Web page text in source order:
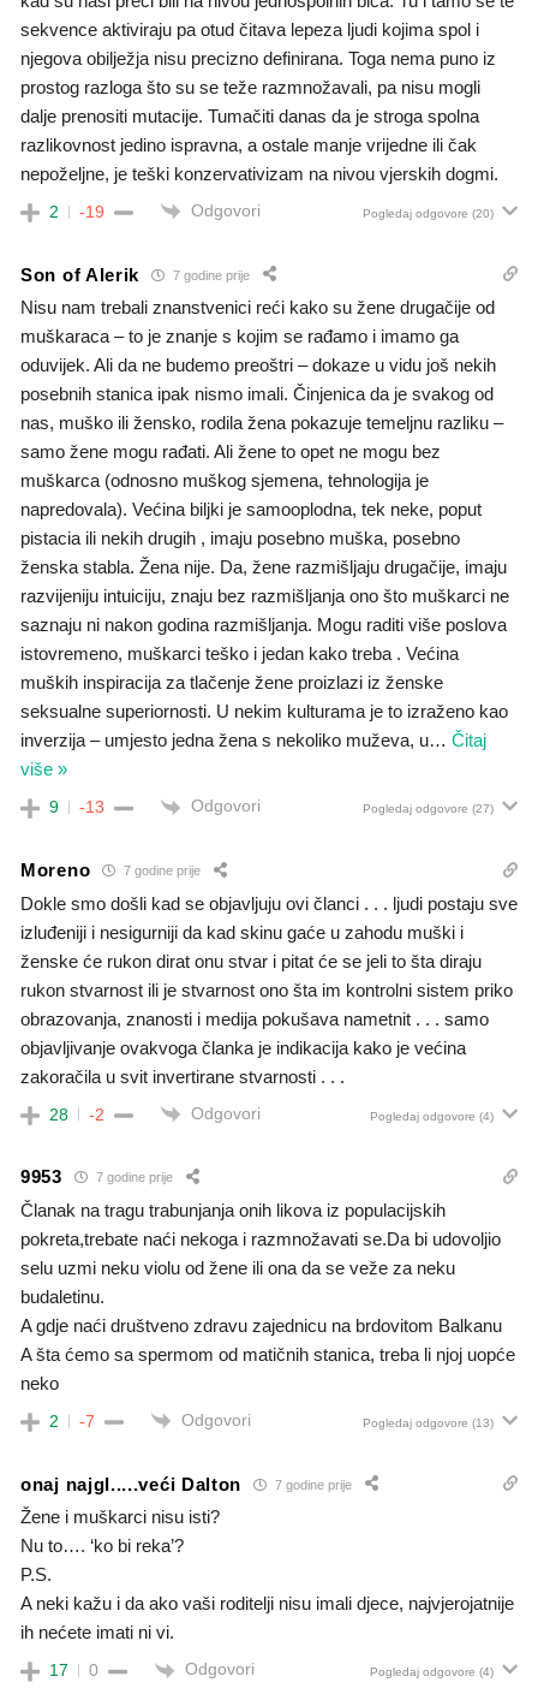
sekvence aktiviraju pa otud čitava lepeza ljudi kojima spol i
njegova obilježja nisu precizno definirana. Toga nema puno iz
prostog razloga što su se teže razmnožavali, pa nisu mogli
dalje prenositi mutacije. Tumačiti danas da je stroga spolna
razlikovnost jedino ispravna, a ostale manje vrijedne ili čak
nepoželjne, je teški konzervativizam na nivou vjerskih dogmi.
2 -19 Odgovori Pogledaj odgovore (20)
Son of Alerik 7 godine prije
Nisu nam trebali znanstvenici reći kako su žene drugačije od
muškaraca – to je znanje s kojim se rađamo i imamo ga
oduvijek. Ali da ne budemo preoštri – dokaze u vidu još nekih
posebnih stanica ipak nismo imali. Činjenica da je svakog od
nas, muško ili žensko, rodila žena pokazuje temeljnu razliku –
samo žene mogu rađati. Ali žene to opet ne mogu bez
muškarca (odnosno muškog sjemena, tehnologija je
napredovala). Većina biljki je samooplodna, tek neke, poput
pistacia ili nekih drugih , imaju posebno muška, posebno
ženska stabla. Žena nije. Da, žene razmišljaju drugačije, imaju
razvijeniju intuiciju, znaju bez razmišljanja ono što muškarci ne
saznaju ni nakon godina razmišljanja. Mogu raditi više poslova
istovremeno, muškarci teško i jedan kako treba . Većina
muških inspiracija za tlačenje žene proizlazi iz ženske
seksualne superiornosti. U nekim kulturama je to izraženo kao
inverzija – umjesto jedna žena s nekoliko muževa, u… Čitaj
više »
9 -13 Odgovori Pogledaj odgovore (27)
Moreno 7 godine prije
Dokle smo došli kad se objavljuju ovi članci . . . ljudi postaju sve
izluđeniji i nesigurniji da kad skinu gaće u zahodu muški i
ženske će rukon dirat onu stvar i pitat će se jeli to šta diraju
rukon stvarnost ili je stvarnost ono šta im kontrolni sistem priko
obrazovanja, znanosti i medija pokušava nametnit . . . samo
objavljivanje ovakvoga članka je indikacija kako je većina
zakoračila u svit invertirane stvarnosti . . .
28 -2 Odgovori Pogledaj odgovore (4)
9953 7 godine prije
Članak na tragu trabunjanja onih likova iz populacijskih
pokreta,trebate naći nekoga i razmnožavati se.Da bi udovoljio
selu uzmi neku violu od žene ili ona da se veže za neku
budaletinu.
A gdje naći društveno zdravu zajednicu na brdovitom Balkanu
A šta ćemo sa spermom od matičnih stanica, treba li njoj uopće
neko
2 -7 Odgovori Pogledaj odgovore (13)
onaj najgl.....veći Dalton 7 godine prije
Žene i muškarci nisu isti?
Nu to…. ‘ko bi reka’?
P.S.
A neki kažu i da ako vaši roditelji nisu imali djece, najvjerojatnije
ih nećete imati ni vi.
17 0 Odgovori Pogledaj odgovore (4)